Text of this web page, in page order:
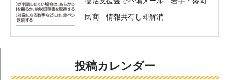
民商 情報共有し即解消
投稿カレンダー